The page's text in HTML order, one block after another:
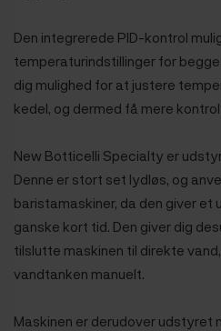
Den integrerede PID-kontrol
temperaturindstillinger for
dig mulighed for at justere
kedel, og dermed få mere
New Botticelli Specialty er
Denne er stort set lydløs, og
baristamaskiner, da den giver
ganske kort tid. Den giver dig
tilslutte maskinen til direkte
vandtanken manuelt.
Maskinen er derudover udstyret